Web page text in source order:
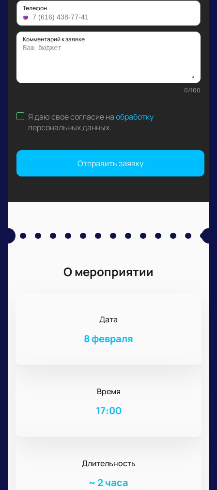
Телефон
Комментарий к заявке
0/100
Я даю свое согласие наобработку
персональных данных.
Отправить заявку
О мероприятии
Дата
8 февраля
Время
17:00
Длительность
~ 2 часа